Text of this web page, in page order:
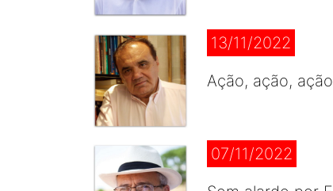
13/11/2022
Ação, ação,
07/11/2022